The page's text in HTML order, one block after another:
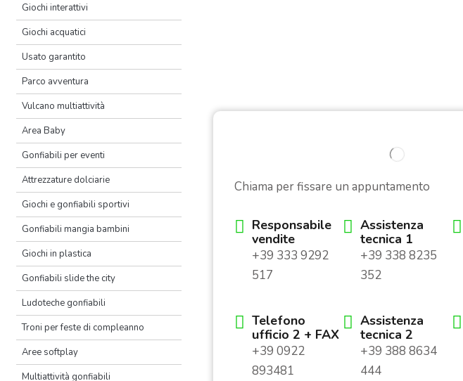
Giochi interattivi
Giochi acquatici
Usato garantito
Parco avventura
Vulcano multiattività
Area Baby
Gonfiabili per eventi
Attrezzature dolciarie
Giochi e gonfiabili sportivi
Gonfiabili mangia bambini
Giochi in plastica
Gonfiabili slide the city
Ludoteche gonfiabili
Troni per feste di compleanno
Aree softplay
Multiattività gonfiabili
Chiama per fissare un appuntamento
Responsabile
vendite
+39 333 9292
517
Assistenza
tecnica 1
+39 338 8235
352
Telefono
ufficio 2 + FAX
+39 0922
893481
Assistenza
tecnica 2
+39 388 8634
444